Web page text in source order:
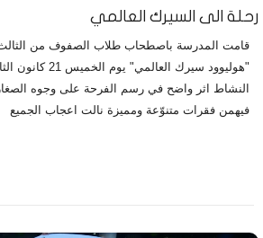
رحلة الى السيرك العالمي
قامت المدرسة باصطحاب طلاب الصفوف من الثالث
النشاط اثر واضح في رسم الفرحة على وجوه
فيهمن فقرات متنوّعة ومميزة نالت اعجاب الجميع